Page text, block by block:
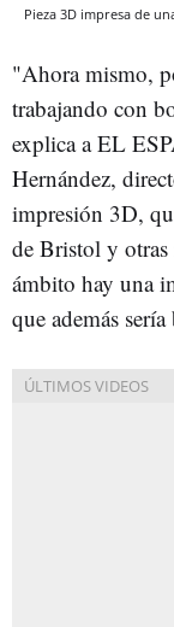
Pieza 3D impresa de
"Ahora mismo,
trabajando con
explica a EL
Hernández,
impresión 3D,
de Bristol y otras
ámbito hay una
que además